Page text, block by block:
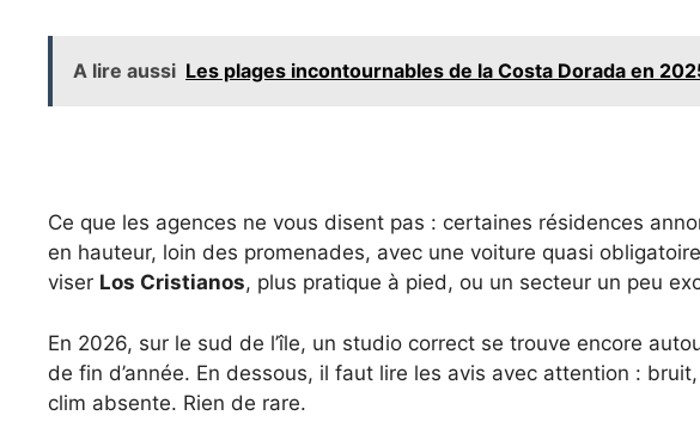
A lire aussi Les plages incontournables de la Costa Dorada en
Ce que les agences ne vous disent pas : certaines résidences
en hauteur, loin des promenades, avec une voiture quasi
viser Los Cristianos, plus pratique à pied, ou un secteur un peu
En 2026, sur le sud de l’île, un studio correct se trouve encore
de fin d’année. En dessous, il faut lire les avis avec attention :
clim absente. Rien de rare.